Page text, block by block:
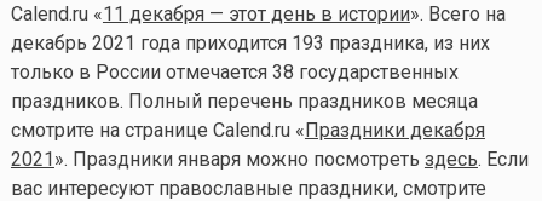
Calend.ru «11 декабря — этот день в истории». Всего на
декабрь 2021 года приходится 193 праздника, из них
только в России отмечается 38 государственных
праздников. Полный перечень праздников месяца
смотрите на странице Calend.ru «Праздники декабря
2021». Праздники января можно посмотреть здесь. Если
вас интересуют православные праздники, смотрите